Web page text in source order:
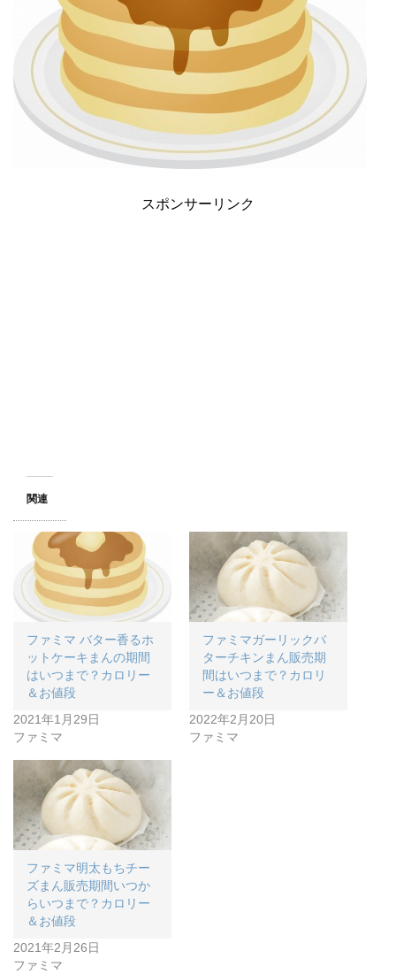
スポンサーリンク
関連
ファミマ バター香るホ
ットケーキまんの期間
はいつまで？カロリー
＆お値段
2021年1月29日
ファミマ
ファミマガーリックバ
ターチキンまん販売期
間はいつまで？カロリ
ー＆お値段
2022年2月20日
ファミマ
ファミマ明太もちチー
ズまん販売期間いつか
らいつまで？カロリー
＆お値段
2021年2月26日
ファミマ